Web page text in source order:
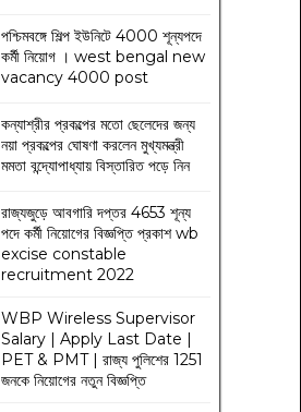
পশ্চিমবঙ্গে শিল্প ইউনিটে 4000 শূন্যপদে
কর্মী নিয়োগ । west bengal new
vacancy 4000 post
কন্যাশ্রীর প্রকল্পের মতো ছেলেদের জন্য
নয়া প্রকল্পের ঘোষণা করলেন মুখ্যমন্ত্রী
মমতা বন্দ্যোপাধ্যায় বিস্তারিত পড়ে নিন
রাজ্যজুড়ে আবগারি দপ্তর 4653 শূন্য
পদে কর্মী নিয়োগের বিজ্ঞপ্তি প্রকাশ wb
excise constable
recruitment 2022
WBP Wireless Supervisor
Salary | Apply Last Date |
PET & PMT | রাজ্য পুলিশের 1251
জনকে নিয়োগের নতুন বিজ্ঞপ্তি